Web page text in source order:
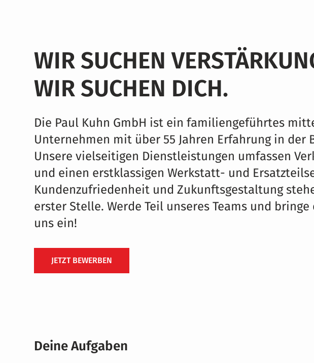
WIR SUCHEN
WIR SUCHEN DICH.
Die Paul Kuhn GmbH ist ein familiengeführtes
Unternehmen mit über 55 Jahren Erfahrung in der
Unsere vielseitigen Dienstleistungen umfassen
und einen erstklassigen Werkstatt- und
Kundenzufriedenheit und Zukunftsgestaltung
erster Stelle. Werde Teil unseres Teams und
uns ein!
JETZT BEWERBEN
Deine Aufgaben